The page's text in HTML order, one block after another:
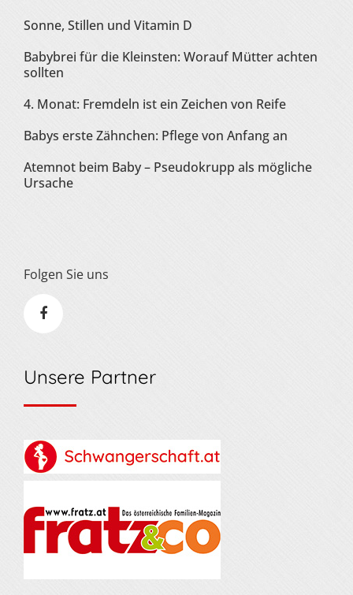
Sonne, Stillen und Vitamin D
Babybrei für die Kleinsten: Worauf Mütter achten
sollten
4. Monat: Fremdeln ist ein Zeichen von Reife
Babys erste Zähnchen: Pflege von Anfang an
Atemnot beim Baby – Pseudokrupp als mögliche
Ursache
Folgen Sie uns
Unsere Partner